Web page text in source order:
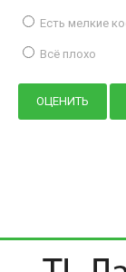
Есть мелкие
Всё плохо